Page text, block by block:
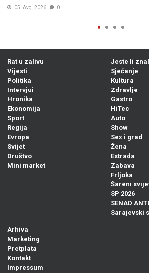
Rat u zalivu
Vijesti
Politika
Intervjui
Hronika
Ekonomija
Sport
Regija
Evropa
Svijet
Društvo
Mini market
Jeste li
Sjećanje
Kultura
Zdravlje
Gastro
HiTec
Auto
Show
Sex i grad
Žena
Estrada
Zabava
Frljoka
Šareni
SP 2026
SENAD
Sarajevski
Arhiva
Marketing
Pretplata
Kontakt
Impressum